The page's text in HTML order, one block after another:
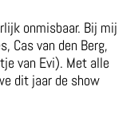
onmisbaar. Bij mij
Cas van den Berg,
van Evi). Met alle
dit jaar de show